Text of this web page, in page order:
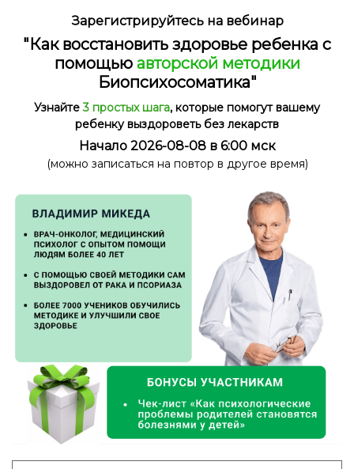
Зарегистрируйтесь на вебинар
"Как восстановить здоровье ребенка с
помощью авторской методики
Биопсихосоматика"
Узнайте 3 простых шага, которые помогут вашему
ребенку выздороветь без лекарств
Начало 2026-08-08 в 6:00 мск
(можно записаться на повтор в другое время)